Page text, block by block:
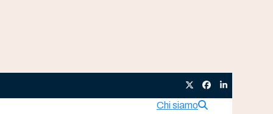
TwitterFacebook
LinkedIn
Chi siamo